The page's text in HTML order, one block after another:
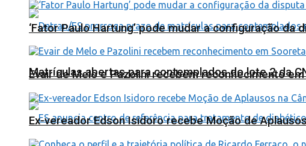
Matrículas abertas para contemplados do lote 2 da
‘Fator Paulo Hartung’ pode mudar a configuração da
Evair de Melo e Pazolini recebem reconhecimento
Ex-vereador Edson Isidoro recebe Moção de